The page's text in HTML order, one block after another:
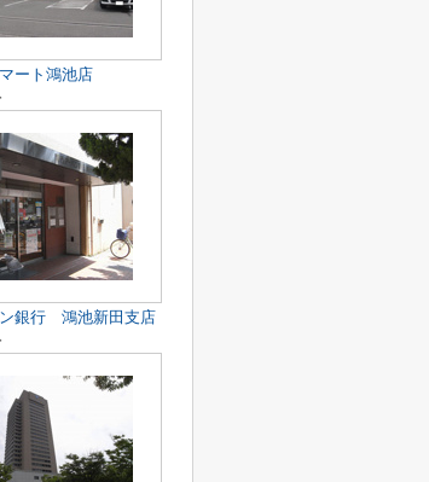
ート鴻池店
銀行 鴻池新田支店